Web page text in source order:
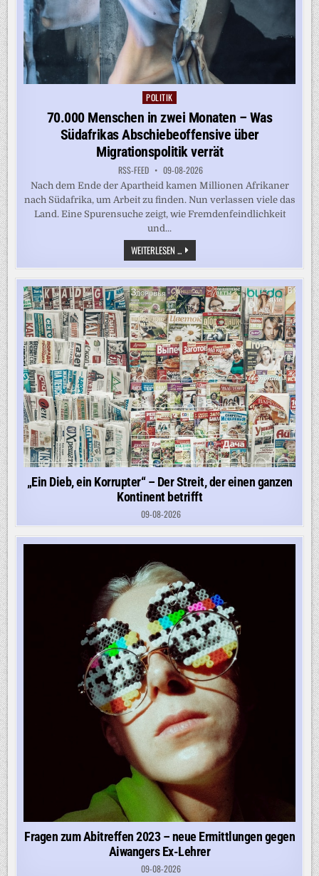
Posted
in
POLITIK
70.000 Menschen in zwei Monaten – Was
Südafrikas Abschiebeoffensive über
Migrationspolitik verrät
RSS-FEED 09-08-2026
Nach dem Ende der Apartheid kamen Millionen Afrikaner
nach Südafrika, um Arbeit zu finden. Nun verlassen viele das
Land. Eine Spurensuche zeigt, wie Fremdenfeindlichkeit
und...
WEITERLESEN ... 70.000
MENSCHEN
IN
ZWEI
MONATEN
–
WAS
SÜDAFRIKAS
ABSCHIEBEOFFENSIVE
ÜBER
MIGRATIONSPOLITIK
VERRÄT
„Ein Dieb, ein Korrupter“ – Der Streit, der einen ganzen
Kontinent betrifft
09-08-2026
Fragen zum Abitreffen 2023 – neue Ermittlungen gegen
Aiwangers Ex-Lehrer
09-08-2026